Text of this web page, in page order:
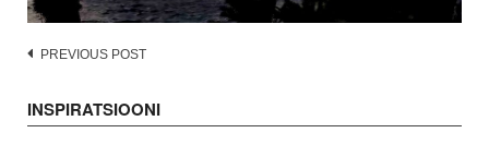
Post
PREVIOUS POST
INSPIRATSIOONI